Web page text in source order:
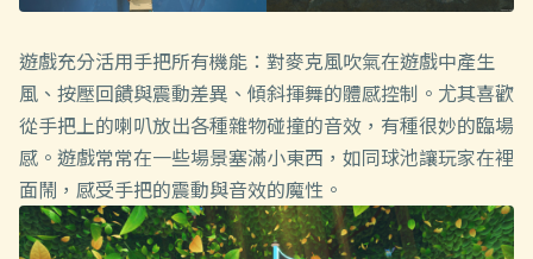
遊戲充分活用手把所有機能：對麥克風吹氣在遊戲中產生
風、按壓回饋與震動差異、傾斜揮舞的體感控制。尤其喜歡
從手把上的喇叭放出各種雜物碰撞的音效，有種很妙的臨場
感。遊戲常常在一些場景塞滿小東西，如同球池讓玩家在裡
面鬧，感受手把的震動與音效的魔性。